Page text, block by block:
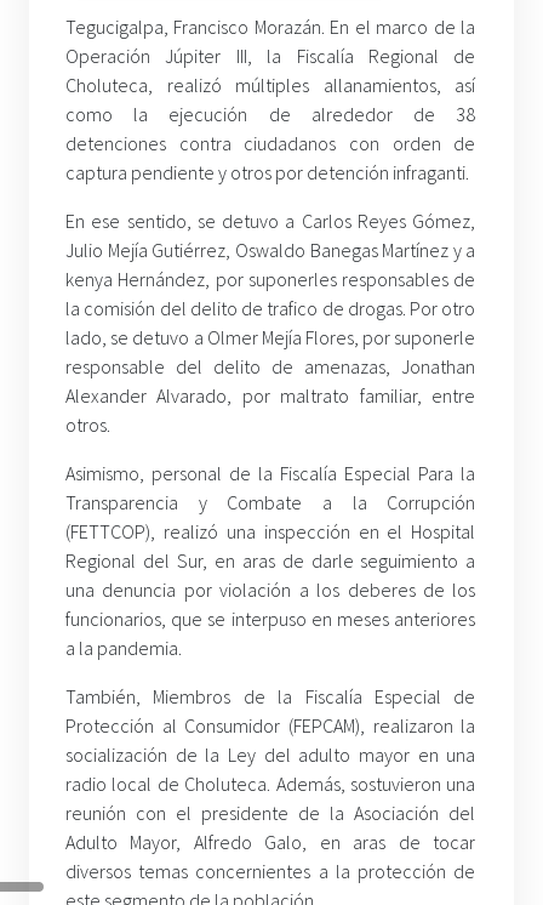
Tegucigalpa, Francisco Morazán. En el marco de la
Operación Júpiter III, la Fiscalía Regional de
Choluteca, realizó múltiples allanamientos, así
como la ejecución de alrededor de 38
detenciones contra ciudadanos con orden de
captura pendiente y otros por detención infraganti.
En ese sentido, se detuvo a Carlos Reyes Gómez,
Julio Mejía Gutiérrez, Oswaldo Banegas Martínez y a
kenya Hernández, por suponerles responsables de
la comisión del delito de trafico de drogas. Por otro
lado, se detuvo a Olmer Mejía Flores, por suponerle
responsable del delito de amenazas, Jonathan
Alexander Alvarado, por maltrato familiar, entre
otros.
Asimismo, personal de la Fiscalía Especial Para la
Transparencia y Combate a la Corrupción
(FETTCOP), realizó una inspección en el Hospital
Regional del Sur, en aras de darle seguimiento a
una denuncia por violación a los deberes de los
funcionarios, que se interpuso en meses anteriores
a la pandemia.
También, Miembros de la Fiscalía Especial de
Protección al Consumidor (FEPCAM), realizaron la
socialización de la Ley del adulto mayor en una
radio local de Choluteca. Además, sostuvieron una
reunión con el presidente de la Asociación del
Adulto Mayor, Alfredo Galo, en aras de tocar
diversos temas concernientes a la protección de